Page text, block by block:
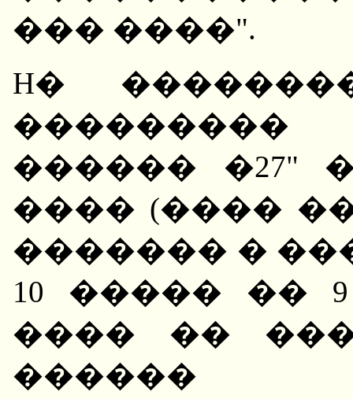
��� ����".
H�
���������
������ �27"
���� (����
������� �
10 ����� ��
���� ��
������